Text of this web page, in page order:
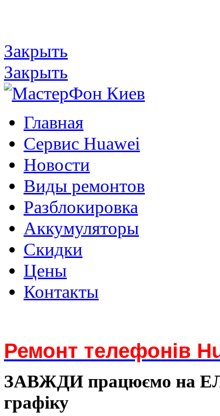
Закрыть
Закрыть
Главная
Сервис Huawei
Новости
Виды ремонтов
Разблокировка
Аккумуляторы
Скидки
Цены
Контакты
Ремонт телефонів
ЗАВЖДИ працюємо на
графіку